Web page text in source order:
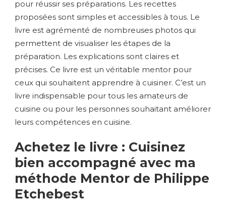
pour réussir ses préparations. Les recettes
proposées sont simples et accessibles à tous. Le
livre est agrémenté de nombreuses photos qui
permettent de visualiser les étapes de la
préparation. Les explications sont claires et
précises. Ce livre est un véritable mentor pour
ceux qui souhaitent apprendre à cuisiner. C’est un
livre indispensable pour tous les amateurs de
cuisine ou pour les personnes souhaitant améliorer
leurs compétences en cuisine.
Achetez le livre : Cuisinez
bien accompagné avec ma
méthode Mentor de Philippe
Etchebest